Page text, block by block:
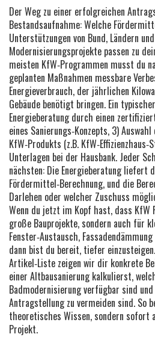
Der Weg zu einer erfolgreichen
Bestandsaufnahme: Welche
Unterstützungen von Bund, Ländern
Modernisierungsprojekte passen zu
meisten KfW‑Programmen musst du
geplanten Maßnahmen messbare
Energieverbrauch, der jährlichen
Gebäude benötigt bringen. Ein
Energieberatung durch einen
eines Sanierungs‑Konzepts, 3)
KfW‑Produkts (z.B.
Unterlagen bei der Hausbank. Jeder
nächsten: Die Energieberatung liefert
Fördermittel‑Berechnung, und die
Darlehen oder welcher Zuschuss
Wenn du jetzt im Kopf hast, dass KfW
große Bauprojekte, sondern auch für
Fenster‑Austausch,
dann bist du bereit, tiefer
Artikel‑Liste zeigen wir dir konkrete
einer Altbausanierung kalkulierst,
Badmodernisierung verfügbar sind
Antragstellung zu vermeiden sind. So
theoretisches Wissen, sondern sofort
Projekt.